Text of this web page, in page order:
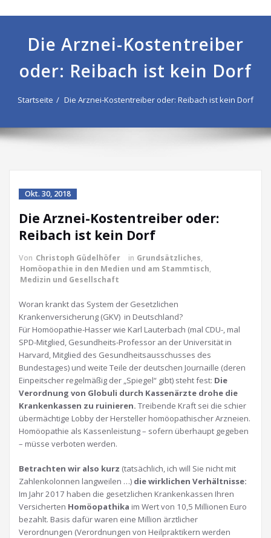
Die Arznei-Kostentreiber
oder: Reibach ist kein Dorf
Startseite Die Arznei-Kostentreiber oder: Reibach ist kein Dorf
Okt. 30, 2018
Die Arznei-Kostentreiber oder:
Reibach ist kein Dorf
Von Christoph Güdelhöfer in Grundsätzliches,
Homöopathie in den Medien und am Stammtisch,
Medizin und Gesellschaft
Woran krankt das System der Gesetzlichen
Krankenversicherung (GKV) in Deutschland?
Für Homöopathie-Hasser wie Karl Lauterbach (mal CDU-, mal
SPD-Mitglied, Gesundheits-Professor an der Universität in
Harvard, Mitglied des Gesundheitsausschusses des
Bundestages) und weite Teile der deutschen Journaille (deren
Einpeitscher regelmäßig der „Spiegel“ gibt) steht fest: Die
Verordnung von Globuli durch Kassenärzte drohe die
Krankenkassen zu ruinieren. Treibende Kraft sei die schier
übermächtige Lobby der Hersteller homöopathischer Arzneien.
Homöopathie als Kassenleistung – sofern überhaupt gegeben
– müsse verboten werden.
Betrachten wir also kurz (tatsächlich, ich will Sie nicht mit
Zahlenkolonnen langweilen …) die wirklichen Verhältnisse:
Im Jahr 2017 haben die gesetzlichen Krankenkassen Ihren
Versicherten Homöopathika im Wert von 10,5 Millionen Euro
bezahlt. Basis dafür waren eine Million ärztlicher
Verordnungen (Verordnungen von Heilpraktikern werden